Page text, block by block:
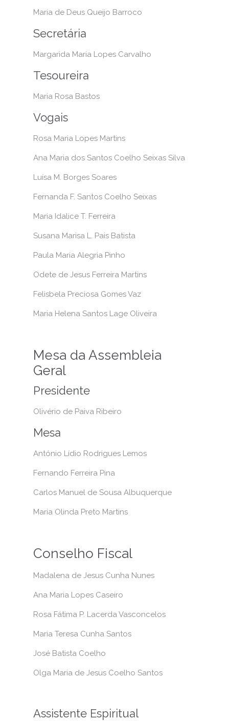
Maria de Deus Queijo Barroco
Secretária
Margarida Maria Lopes Carvalho
Tesoureira
Maria Rosa Bastos
Vogais
Rosa Maria Lopes Martins
Ana Maria dos Santos Coelho Seixas Silva
Luísa M. Borges Soares
Fernanda F. Santos Coelho Seixas
Maria Idalice T. Ferreira
Susana Marisa L. Pais Batista
Paula Maria Alegria Pinho
Odete de Jesus Ferreira Martins
Felisbela Preciosa Gomes Vaz
Maria Helena Santos Lage Oliveira
Mesa da Assembleia
Geral
Presidente
Olivério de Paiva Ribeiro
Mesa
António Lídio Rodrigues Lemos
Fernando Ferreira Pina
Carlos Manuel de Sousa Albuquerque
Maria Olinda Preto Martins
Conselho Fiscal
Madalena de Jesus Cunha Nunes
Ana Maria Lopes Caseiro
Rosa Fátima P. Lacerda Vasconcelos
Maria Teresa Cunha Santos
José Batista Coelho
Olga Maria de Jesus Coelho Santos
Assistente Espiritual